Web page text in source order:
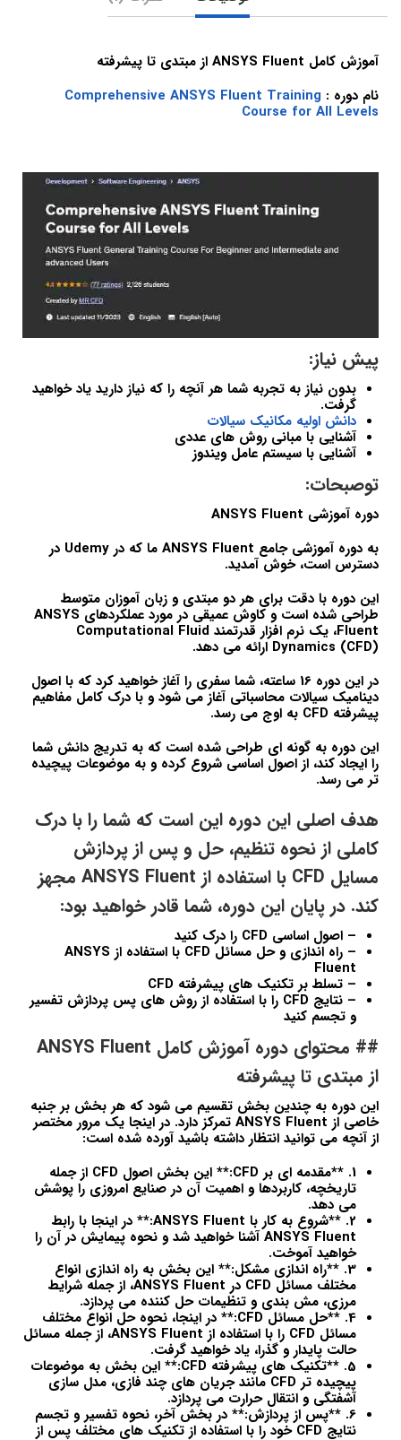
آموزش کامل ANSYS Fluent از مبتدی تا پیشرفته
نام دوره : Comprehensive ANSYS Fluent Training
Course for All Levels
پیش نیاز:
بدون نیاز به تجربه شما هر آنچه را که نیاز دارید یاد خواهید
گرفت.
دانش اولیه مکانیک سیالات
آشنایی با مبانی روش های عددی
آشنایی با سیستم عامل ویندوز
توصبحات:
دوره آموزشی ANSYS Fluent
به دوره آموزشی جامع ANSYS Fluent ما که در Udemy در
دسترس است، خوش آمدید.
این دوره با دقت برای هر دو مبتدی و زبان آموزان متوسط
طراحی شده است و کاوش عمیقی در مورد عملکردهای ANSYS
Fluent، یک نرم افزار قدرتمند Computational Fluid
Dynamics (CFD) ارائه می دهد.
در این دوره 16 ساعته، شما سفری را آغاز خواهید کرد که با اصول
دینامیک سیالات محاسباتی آغاز می شود و با درک کامل مفاهیم
پیشرفته CFD به اوج می رسد.
این دوره به گونه ای طراحی شده است که به تدریج دانش شما
را ایجاد کند، از اصول اساسی شروع کرده و به موضوعات پیچیده
تر می رسد.
هدف اصلی این دوره این است که شما را با درک
کاملی از نحوه تنظیم، حل و پس از پردازش
مسایل CFD با استفاده از ANSYS Fluent مجهز
کند. در پایان این دوره، شما قادر خواهید بود:
– اصول اساسی CFD را درک کنید
– راه اندازی و حل مسائل CFD با استفاده از ANSYS
Fluent
– تسلط بر تکنیک های پیشرفته CFD
– نتایج CFD را با استفاده از روش های پس پردازش تفسیر
و تجسم کنید
## محتوای دوره آموزش کامل ANSYS Fluent
از مبتدی تا پیشرفته
این دوره به چندین بخش تقسیم می شود که هر بخش بر جنبه
خاصی از ANSYS Fluent تمرکز دارد. در اینجا یک مرور مختصر
از آنچه می توانید انتظار داشته باشید آورده شده است:
1. **مقدمه ای بر CFD:** این بخش اصول CFD از جمله
تاریخچه، کاربردها و اهمیت آن در صنایع امروزی را پوشش
می دهد.
2. **شروع به کار با ANSYS Fluent:** در اینجا با رابط
ANSYS Fluent آشنا خواهید شد و نحوه پیمایش در آن را
خواهید آموخت.
3. **راه اندازی مشکل:** این بخش به راه اندازی انواع
مختلف مسائل CFD در ANSYS Fluent، از جمله شرایط
مرزی، مش بندی و تنظیمات حل کننده می پردازد.
4. **حل مسائل CFD:** در اینجا، نحوه حل انواع مختلف
مسائل CFD را با استفاده از ANSYS Fluent، از جمله مسائل
حالت پایدار و گذرا، یاد خواهید گرفت.
5. **تکنیک های پیشرفته CFD:** این بخش به موضوعات
پیچیده تر CFD مانند جریان های چند فازی، مدل سازی
آشفتگی و انتقال حرارت می پردازد.
6. **پس از پردازش:** در بخش آخر، نحوه تفسیر و تجسم
نتایج CFD خود را با استفاده از تکنیک های مختلف پس از